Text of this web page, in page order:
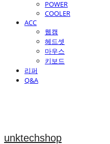
POWER
COOLER
ACC
웹캠
헤드셋
마우스
키보드
리퍼
Q&A
unktechshop